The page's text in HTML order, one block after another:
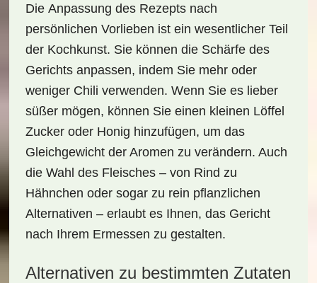
Die Anpassung des Rezeptsnach
persönlichen Vorlieben ist ein wesentlicher Teil
der Kochkunst. Sie können die Schärfe des
Gerichts anpassen, indem Sie mehr oder
weniger Chili verwenden. Wenn Sie es lieber
süßer mögen, können Sie einen kleinen Löffel
Zuckeroder Honig hinzufügen, um das
Gleichgewicht der Aromen zu verändern. Auch
die Wahl des Fleisches – von Rind zu
Hähnchen oder sogar zu rein pflanzlichen
Alternativen – erlaubt es Ihnen, das Gericht
nach Ihrem Ermessen zu gestalten.
Alternativen zu bestimmten Zutaten